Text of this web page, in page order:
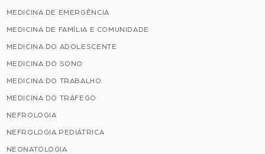
MEDICINA DE EMERGÊNCIA
MEDICINA DE FAMÍLIA E COMUNIDADE
MEDICINA DO ADOLESCENTE
MEDICINA DO SONO
MEDICINA DO TRABALHO
MEDICINA DO TRÁFEGO
NEFROLOGIA
NEFROLOGIA PEDIÁTRICA
NEONATOLOGIA